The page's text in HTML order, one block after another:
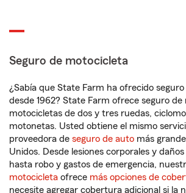
Seguro de motocicleta
¿Sabía que State Farm ha ofrecido
desde 1962? State Farm ofrece seguro
motocicletas de dos y tres ruedas,
motonetas. Usted obtiene el mismo
proveedora de seguro de auto más
Unidos. Desde lesiones corporales y
hasta robo y gastos de emergencia,
motocicleta ofrece más opciones de
necesite agregar cobertura adicional si la